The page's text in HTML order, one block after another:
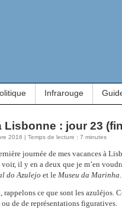
Infrarouge
Lisbonne : jour 23
2016 | Temps de lecture : 7 minutes
journée de mes vacances à
voir, il y en a deux que je m’en
do Azulejo et le Museu da Marinha.
rappelons ce que sont les azuléjos.
de de représentations figuratives.